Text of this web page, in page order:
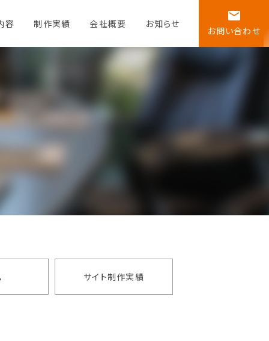
容 制作実績 会社概要 お知らせ
email
お問い合わせ
サイト制作実績